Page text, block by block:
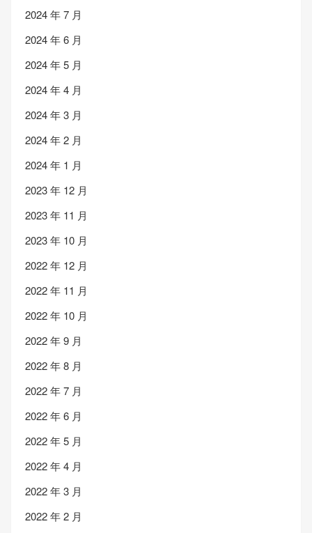
2024 年 7 月
2024 年 6 月
2024 年 5 月
2024 年 4 月
2024 年 3 月
2024 年 2 月
2024 年 1 月
2023 年 12 月
2023 年 11 月
2023 年 10 月
2022 年 12 月
2022 年 11 月
2022 年 10 月
2022 年 9 月
2022 年 8 月
2022 年 7 月
2022 年 6 月
2022 年 5 月
2022 年 4 月
2022 年 3 月
2022 年 2 月